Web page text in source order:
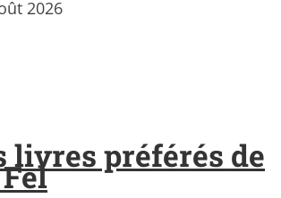
2026
livres préférés de